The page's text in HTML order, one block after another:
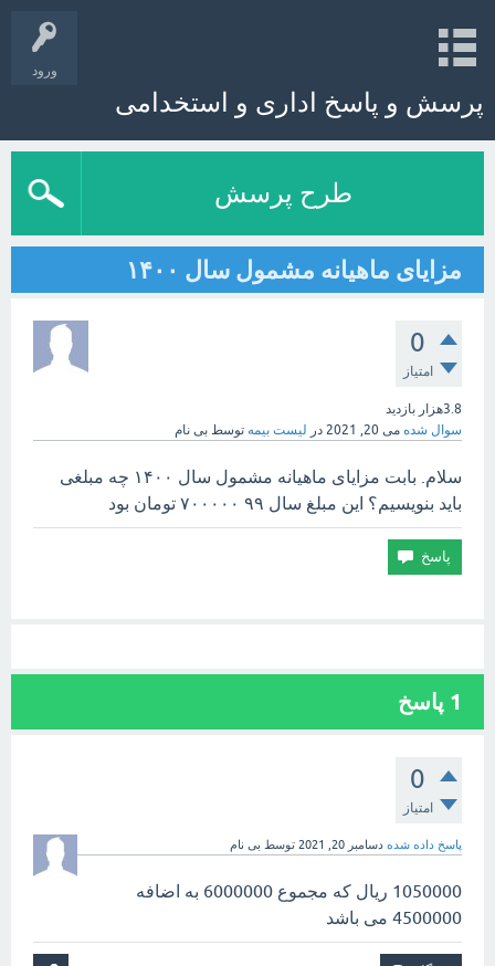
ورود
پرسش و پاسخ اداری و استخدامی
طرح پرسش
مزایای ماهیانه مشمول سال ۱۴۰۰
0
امتیاز
3.8هزار
بازدید
سوال شده می 20, 2021 در لیست بیمه توسط بی نام
سلام. بابت مزایای ماهیانه مشمول سال ۱۴۰۰ چه مبلغی
باید بنویسیم؟ این مبلغ سال ۹۹ ۷۰۰۰۰۰ تومان بود
1 پاسخ
0
امتیاز
پاسخ داده شده دسامبر 20, 2021 توسط بی نام
1050000 ریال که مجموع 6000000 به اضافه
4500000 می باشد